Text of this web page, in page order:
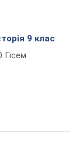
9 клас
Гісем